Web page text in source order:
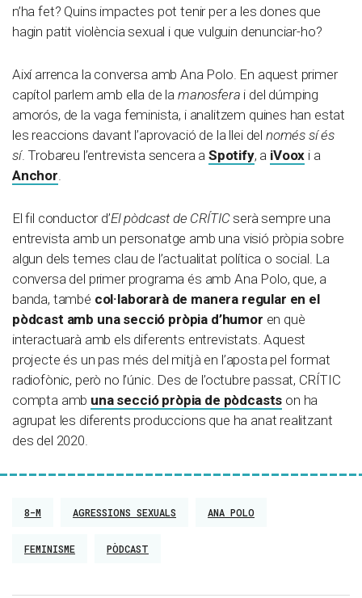
n’ha fet? Quins impactes pot tenir per a les dones que
hagin patit violència sexual i que vulguin denunciar-ho?
Així arrenca la conversa amb Ana Polo. En aquest primer
capítol parlem amb ella de la manosfera i del dúmping
amorós, de la vaga feminista, i analitzem quines han estat
les reaccions davant l’aprovació de la llei del només sí és
sí. Trobareu l’entrevista sencera a Spotify, a iVoox i a
Anchor.
El fil conductor d’El pòdcast de CRÍTICserà sempre una
entrevista amb un personatge amb una visió pròpia sobre
algun dels temes clau de l’actualitat política o social. La
conversa del primer programa és amb Ana Polo, que, a
banda, també col·laborarà de manera regular en el
pòdcast amb una secció pròpia d’humor en què
interactuarà amb els diferents entrevistats. Aquest
projecte és un pas més del mitjà en l’aposta pel format
radiofònic, però no l’únic. Des de l’octubre passat, CRÍTIC
compta amb una secció pròpia de pòdcasts on ha
agrupat les diferents produccions que ha anat realitzant
des del 2020.
8-M AGRESSIONS SEXUALS ANA POLO
FEMINISME PÒDCAST